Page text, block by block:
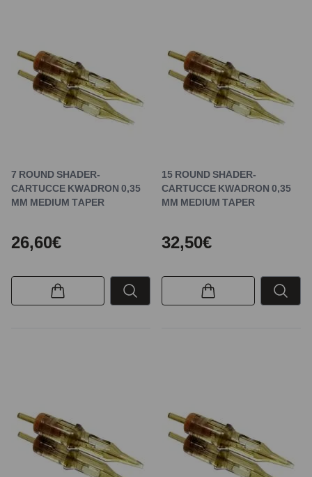
7 ROUND SHADER-
CARTUCCE KWADRON 0,35
MM MEDIUM TAPER
26,60€
15 ROUND SHADER-
CARTUCCE KWADRON 0,35
MM MEDIUM TAPER
32,50€